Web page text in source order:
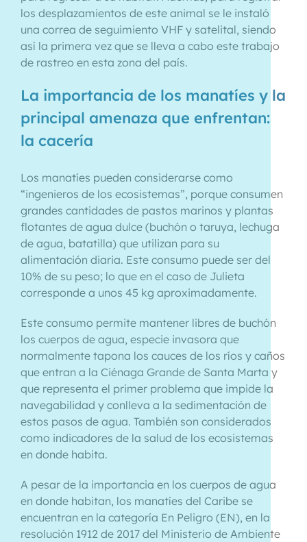
los desplazamientos de este animal se le instaló
una correa de seguimiento VHF y satelital, siendo
así la primera vez que se lleva a cabo este trabajo
de rastreo en esta zona del país.
La importancia de los manatíes y la
principal amenaza que enfrentan:
la cacería
Los manatíes pueden considerarse como
“ingenieros de los ecosistemas”, porque consumen
grandes cantidades de pastos marinos y plantas
flotantes de agua dulce (buchón o taruya, lechuga
de agua, batatilla) que utilizan para su
alimentación diaria. Este consumo puede ser del
10% de su peso; lo que en el caso de Julieta
corresponde a unos 45 kg aproximadamente.
Este consumo permite mantener libres de buchón
los cuerpos de agua, especie invasora que
normalmente tapona los cauces de los ríos y caños
que entran a la Ciénaga Grande de Santa Marta y
que representa el primer problema que impide la
navegabilidad y conlleva a la sedimentación de
estos pasos de agua. También son considerados
como indicadores de la salud de los ecosistemas
en donde habita.
A pesar de la importancia en los cuerpos de agua
en donde habitan, los manatíes del Caribe se
encuentran en la categoría En Peligro (EN), en la
resolución 1912 de 2017 del Ministerio de Ambiente